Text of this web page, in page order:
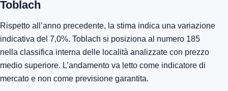
Toblach
Rispetto all’anno precedente, la stima indica una variazione
indicativa del 7,0%. Toblach si posiziona al numero 185
nella classifica interna delle località analizzate con prezzo
medio superiore. L’andamento va letto come indicatore di
mercato e non come previsione garantita.